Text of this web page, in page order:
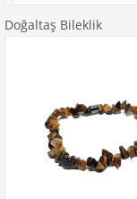
Doğaltaş Bileklik